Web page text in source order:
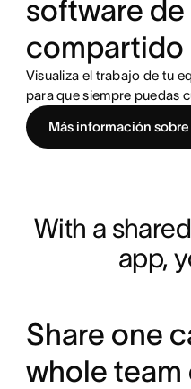
software
compartido
Visualiza el trabajo de tu
para que siempre puedas
Más información sobre
With a
app,
Share one
whole team